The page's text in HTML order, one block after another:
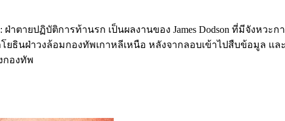
ายปฏิบัติการท้านรก เป็นผลงานของ James Dodson ที่มีจังหวะกา
ยธินฝ่าวงล้อมกองทัพเกาหลีเหนือ หลังจากลอบเข้าไปสืบข้อมูล แ
กองทัพ